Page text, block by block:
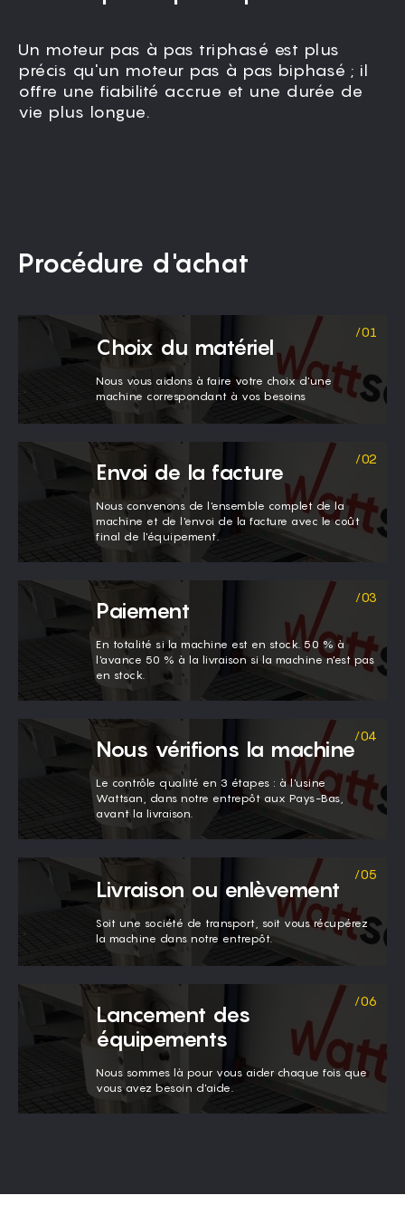
Un moteur pas à pas triphasé est plus
précis qu'un moteur pas à pas biphasé ; il
offre une fiabilité accrue et une durée de
vie plus longue.
Toutes les pièces mobiles, y compris le
portique, sont entièrement encapsulées afin
d'empêcher la pénétration de poussière et
de garantir un fonctionnement sans
Procédure d'achat
Choix du matériel
Nous vous aidons à faire votre choix d'une
machine correspondant à vos besoins
Envoi de la facture
Nous convenons de l'ensemble complet de la
machine et de l'envoi de la facture avec le coût
final de l'équipement.
Paiement
En totalité si la machine est en stock. 50 % à
l'avance 50 % à la livraison si la machine n'est pas
en stock.
Nous vérifions la machine
Le contrôle qualité en 3 étapes : à l'usine
Wattsan, dans notre entrepôt aux Pays-Bas,
avant la livraison.
Livraison ou enlèvement
Soit une société de transport, soit vous récupérez
la machine dans notre entrepôt.
Lancement des
équipements
Nous sommes là pour vous aider chaque fois que
vous avez besoin d'aide.